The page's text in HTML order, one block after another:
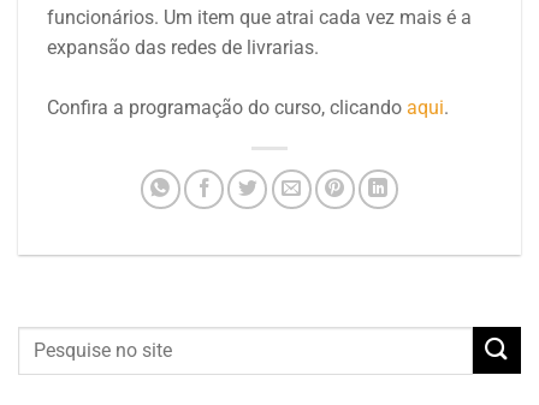
funcionários. Um item que atrai cada vez mais é a
expansão das redes de livrarias.
Confira a programação do curso, clicando aqui.